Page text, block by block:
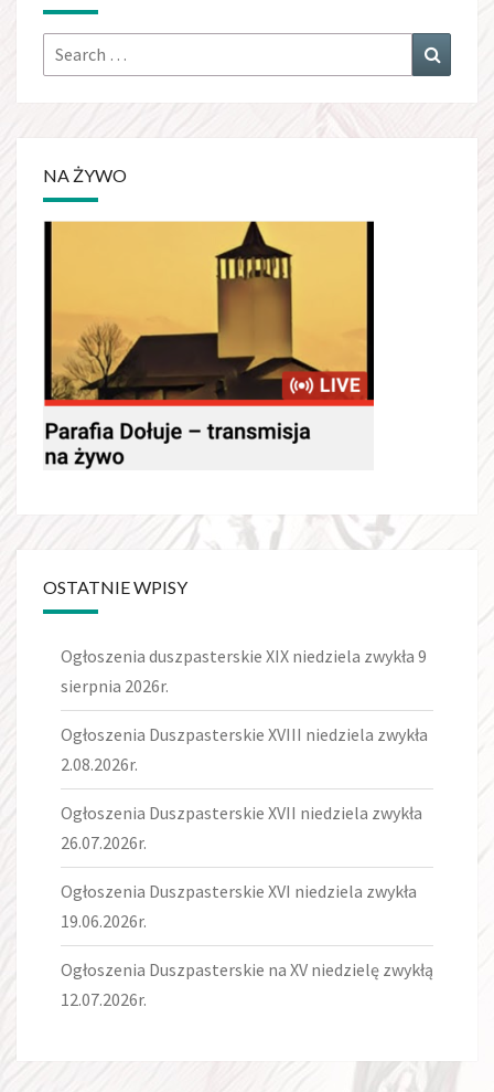
Search
for:
NA ŻYWO
OSTATNIE WPISY
Ogłoszenia duszpasterskie XIX niedziela zwykła 9
sierpnia 2026r.
Ogłoszenia Duszpasterskie XVIII niedziela zwykła
2.08.2026r.
Ogłoszenia Duszpasterskie XVII niedziela zwykła
26.07.2026r.
Ogłoszenia Duszpasterskie XVI niedziela zwykła
19.06.2026r.
Ogłoszenia Duszpasterskie na XV niedzielę zwykłą
12.07.2026r.